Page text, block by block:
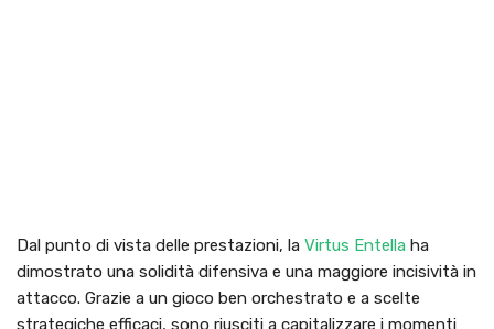
Dal punto di vista delle prestazioni, la Virtus Entella ha
dimostrato una solidità difensiva e una maggiore incisività in
attacco. Grazie a un gioco ben orchestrato e a scelte
strategiche efficaci, sono riusciti a capitalizzare i momenti